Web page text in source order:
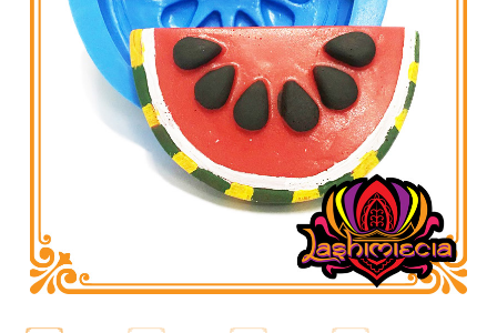
Corante, Pigmento e Óxido
Manteiga